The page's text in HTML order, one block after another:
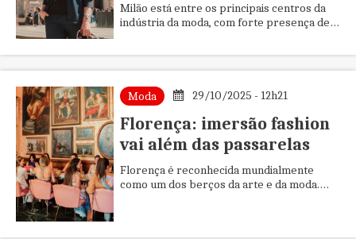
Milão está entre os principais centros da
indústria da moda, com forte presença de
Moda 29/10/2025 - 12h21
Florença: imersão fashion
vai além das passarelas
Florença é reconhecida mundialmente
como um dos berços da arte e da moda.